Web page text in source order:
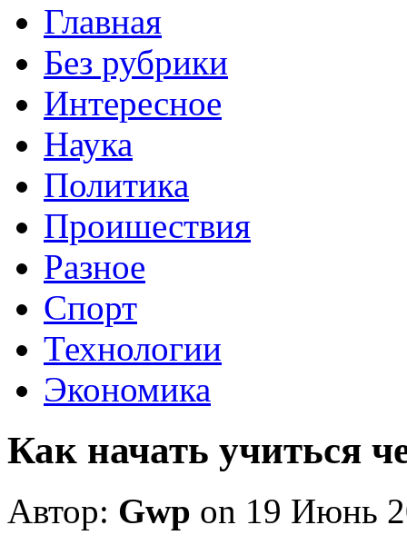
Главная
Без рубрики
Интересное
Наука
Политика
Проишествия
Разное
Спорт
Технологии
Экономика
Как начать учиться
Автор: Gwp on 19 Июнь